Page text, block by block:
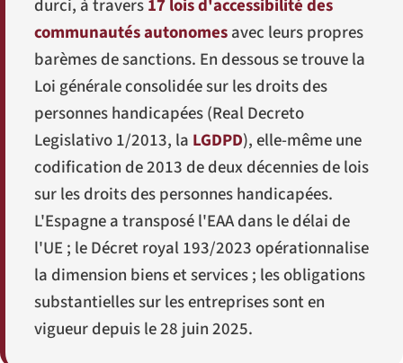
durci, à travers17 lois d'accessibilité des
communautés autonomesavec leurs propres
barèmes de sanctions. En dessous se trouve la
Loi générale consolidée sur les droits des
personnes handicapées (Real Decreto
Legislativo 1/2013, la LGDPD), elle-même une
codification de 2013 de deux décennies de lois
sur les droits des personnes handicapées.
L'Espagne a transposé l'EAA dans le délai de
l'UE ; le Décret royal 193/2023 opérationnalise
la dimension biens et services ; les obligations
substantielles sur les entreprises sont en
vigueur depuis le 28 juin 2025.